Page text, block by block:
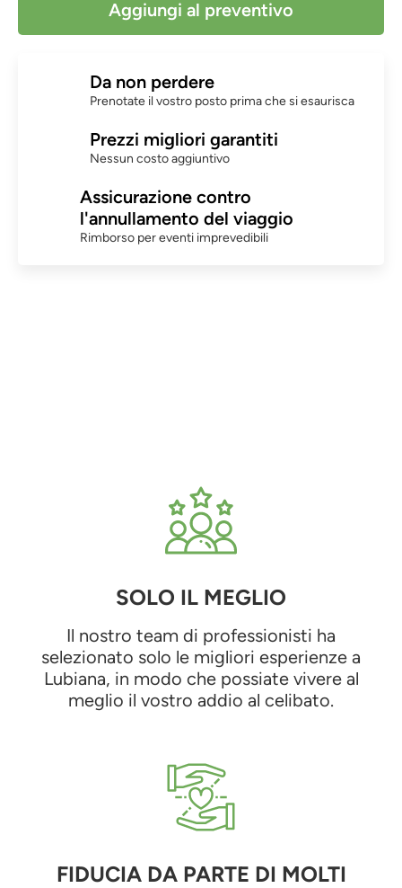
Aggiungi al preventivo
Da non perdere
Prenotate il vostro posto prima che si esaurisca
Prezzi migliori garantiti
Nessun costo aggiuntivo
Assicurazione contro
l'annullamento del viaggio
Rimborso per eventi imprevedibili
SOLO IL MEGLIO
Il nostro team di professionisti ha
selezionato solo le migliori esperienze a
Lubiana, in modo che possiate vivere al
meglio il vostro addio al celibato.
FIDUCIA DA PARTE DI MOLTI